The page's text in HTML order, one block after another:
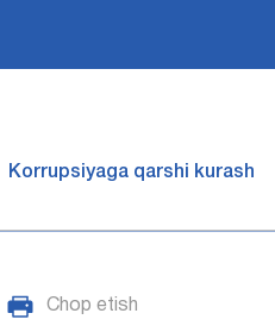
Korrupsiyaga qarshi kurash
Chop etish